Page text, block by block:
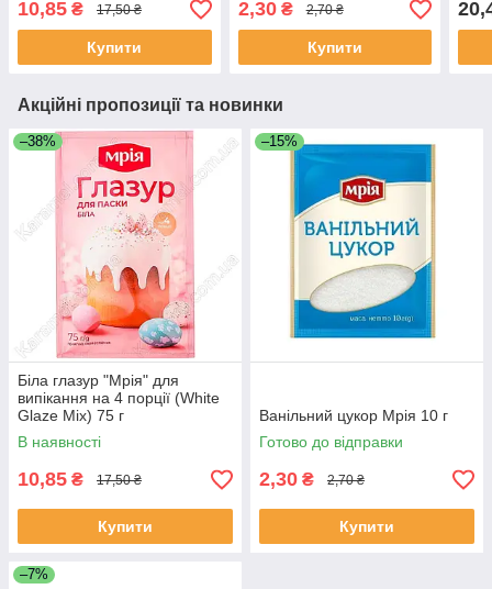
10,85 ₴ 17,50 ₴
Купити
2,30₴ 2,70 ₴
Купити
Акційні пропозиції та новинки
–38%
Біла глазур "Мрія" для
випікання на 4 порції (White
Glaze Mix) 75 г
В наявності
10,85 ₴ 17,50 ₴
Купити
–15%
Ванільний цукор Мрія 10 г
Готово до відправки
2,30 ₴ 2,70 ₴
Купити
–7%